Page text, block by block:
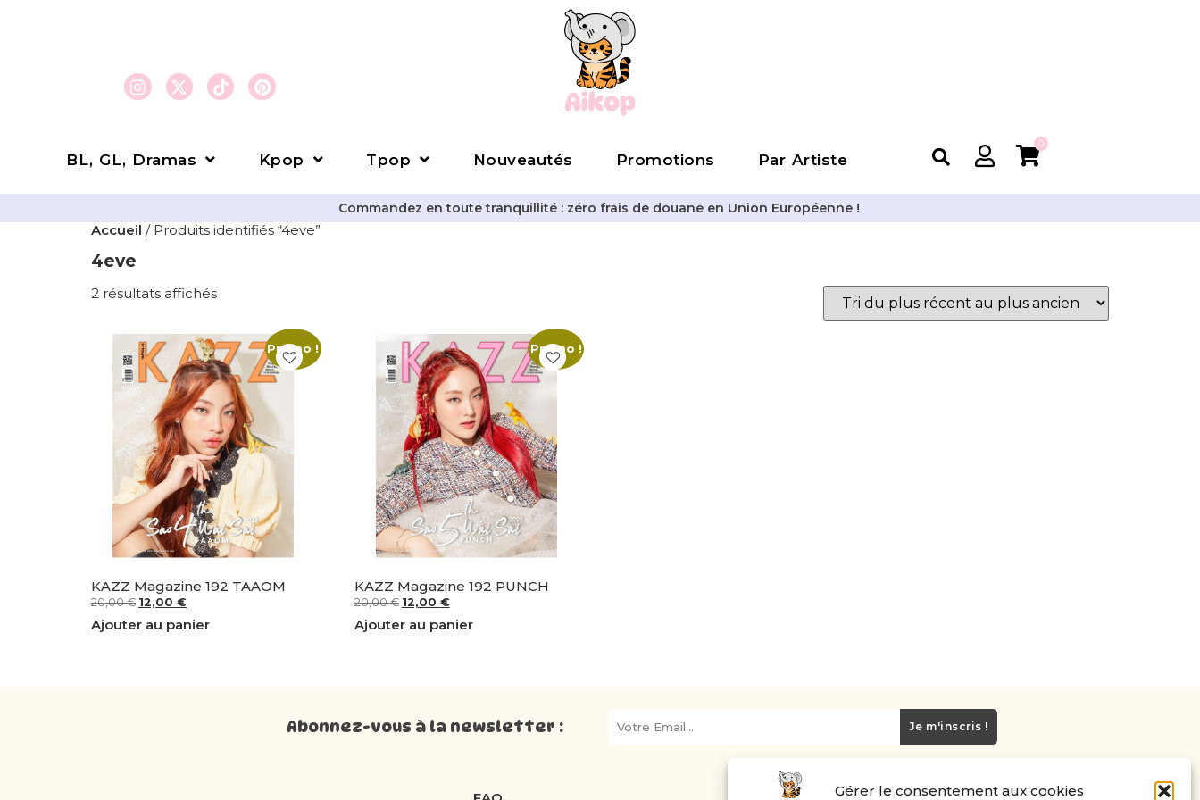
Gérer le consentement aux cookies
BL, GL, Dramas Kpop Tpop Nouveautés Promotions Par Artiste
0
Commandez en toute tranquillité : zéro frais de douane en Union Européenne !
Accueil / Produits identifiés “4eve”
4eve
2 résultats affichés
Promo !
KAZZ Magazine 192 TAAOM
20,00€ 12,00 €
Ajouter au panier
Promo !
KAZZ Magazine 192 PUNCH
20,00€ 12,00 €
Ajouter au panier
Abonnez-vous à la newsletter : Je m'inscris !